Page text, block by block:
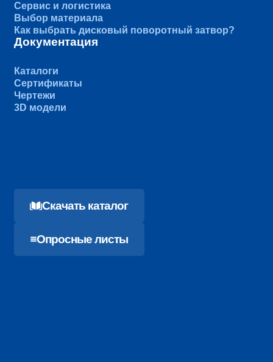
Сервис и логистика
Выбор материала
Как выбрать дисковый поворотный затвор?
Документация
Каталоги
Сертификаты
Чертежи
3D модели
Cкачать каталог
Опросные листы